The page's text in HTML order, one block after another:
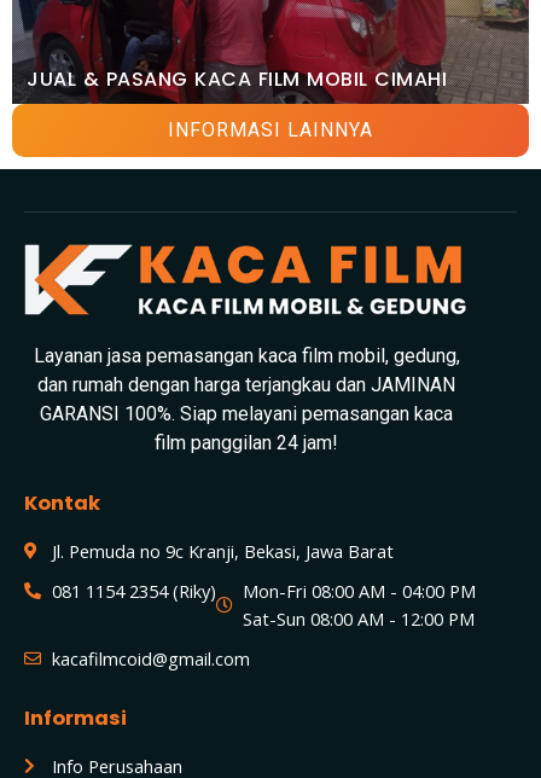
JUAL & PASANG KACA FILM MOBIL CIMAHI
INFORMASI LAINNYA
Layanan jasa pemasangan kaca film mobil, gedung,
dan rumah dengan harga terjangkau dan JAMINAN
GARANSI 100%. Siap melayani pemasangan kaca
film panggilan 24 jam!
Kontak
Jl. Pemuda no 9c Kranji, Bekasi, Jawa Barat
081 1154 2354 (Riky)
Mon-Fri 08:00 AM - 04:00 PM
Sat-Sun 08:00 AM - 12:00 PM
kacafilmcoid@gmail.com
Informasi
Info Perusahaan